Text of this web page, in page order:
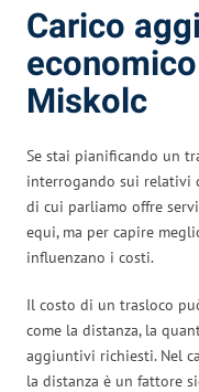
Carico
Miskolc
Se stai pianificando un
interrogando sui relativi
di cui parliamo offre
equi, ma per capire
influenzano i costi.
Il costo di un trasloco
come la distanza, la
aggiuntivi richiesti. Nel
la distanza è un fattore